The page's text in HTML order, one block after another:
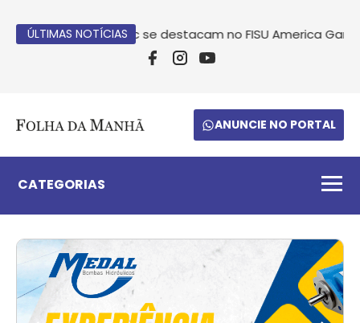
ÚLTIMAS NOTÍCIAS
Atletas da Unoesc se destacam no FISU America Games
ANUNCIE NO PORTAL
CATEGORIAS